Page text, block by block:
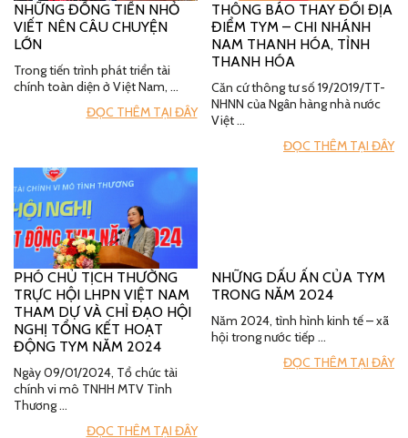
NHỮNG ĐỒNG TIỀN NHỎ
VIẾT NÊN CÂU CHUYỆN
LỚN
Trong tiến trình phát triển tài
chính toàn diện ở Việt Nam, …
ĐỌC THÊM TẠI ĐÂY
THÔNG BÁO THAY ĐỔI ĐỊA
ĐIỂM TYM – CHI NHÁNH
NAM THANH HÓA, TỈNH
THANH HÓA
Căn cứ thông tư số 19/2019/TT-
NHNN của Ngân hàng nhà nước
Việt …
ĐỌC THÊM TẠI ĐÂY
PHÓ CHỦ TỊCH THƯỜNG
TRỰC HỘI LHPN VIỆT NAM
THAM DỰ VÀ CHỈ ĐẠO HỘI
NGHỊ TỔNG KẾT HOẠT
ĐỘNG TYM NĂM 2024
Ngày 09/01/2024, Tổ chức tài
chính vi mô TNHH MTV Tình
Thương …
ĐỌC THÊM TẠI ĐÂY
NHỮNG DẤU ẤN CỦA TYM
TRONG NĂM 2024
Năm 2024, tình hình kinh tế – xã
hội trong nước tiếp …
ĐỌC THÊM TẠI ĐÂY